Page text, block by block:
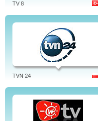
TV 8
TVN 24